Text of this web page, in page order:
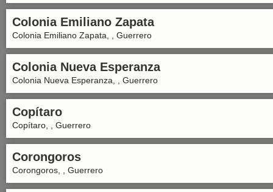
Colonia Emiliano Zapata
Colonia Emiliano Zapata, , Guerrero
Colonia Nueva Esperanza
Colonia Nueva Esperanza, , Guerrero
Copítaro
Copítaro, , Guerrero
Corongoros
Corongoros, , Guerrero